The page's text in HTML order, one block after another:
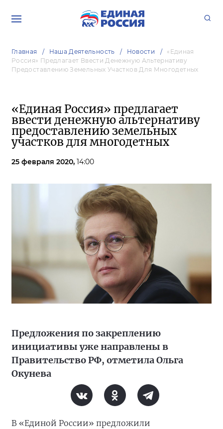
Главная Наша Деятельность Новости
«Единая
Россия» Предлагает Ввести Денежную Альтернативу
Предоставлению Земельных Участков Для Многодетных
«Единая Россия» предлагает
ввести денежную альтернативу
предоставлению земельных
участков для многодетных
25 февраля 2020, 14:00
Предложения по закреплению
инициативы уже направлены в
Правительство РФ, отметила Ольга
Окунева
В «Единой России» предложили